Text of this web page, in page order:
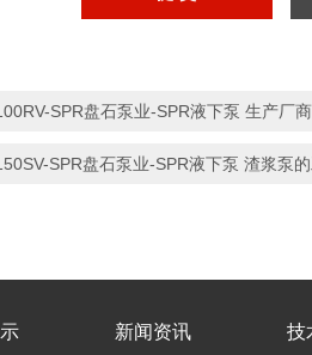
SPR盘石泵业-SPR液下泵 生产厂
SPR盘石泵业-SPR液下泵 渣浆泵
新闻资讯 技